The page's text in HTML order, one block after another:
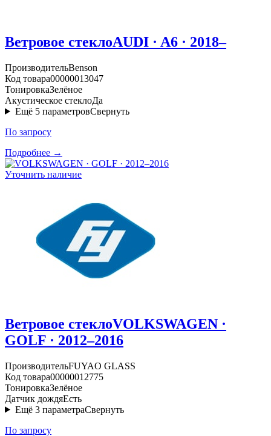
Ветровое стеклоAUDI · A6 · 2018–
ПроизводительBenson
Код товара00000013047
ТонировкаЗелёное
Акустическое стеклоДа
Ещё 5 параметровСвернуть
По запросу
Подробнее →
Уточнить наличие
Ветровое стеклоVOLKSWAGEN ·
GOLF · 2012–2016
ПроизводительFUYAO GLASS
Код товара00000012775
ТонировкаЗелёное
Датчик дождяЕсть
Ещё 3 параметраСвернуть
По запросу